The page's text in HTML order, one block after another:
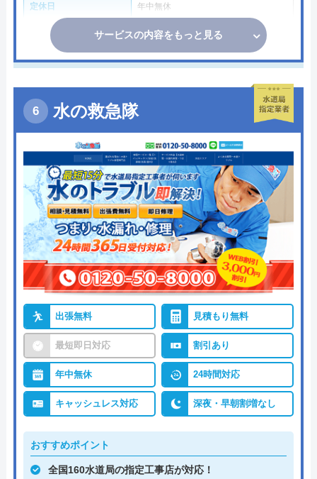
定休日 年中無休
サービスの内容をもっと見る
水の救急隊
出張無料 見積もり無料
最短即日対応 割引あり
年中無休 24時間対応
キャッシュレス対応 深夜・早朝割増なし
おすすめポイント
全国160水道局の指定工事店が対応！